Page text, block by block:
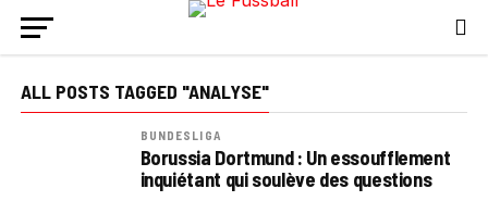
ALL POSTS TAGGED "ANALYSE"
BUNDESLIGA
Borussia Dortmund : Un essoufflement
inquiétant qui soulève des questions